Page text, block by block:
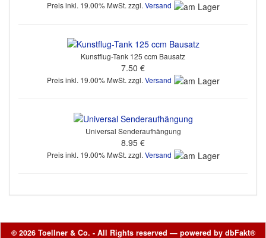
Preis inkl. 19.00% MwSt. zzgl.Versand
Kunstflug-Tank 125 ccm Bausatz
7.50 €
Preis inkl. 19.00% MwSt. zzgl. Versand
Universal Senderaufhängung
8.95 €
Preis inkl. 19.00% MwSt. zzgl. Versand
© 2026 Toellner & Co. - All Rights reserved — powered by dbFakt®